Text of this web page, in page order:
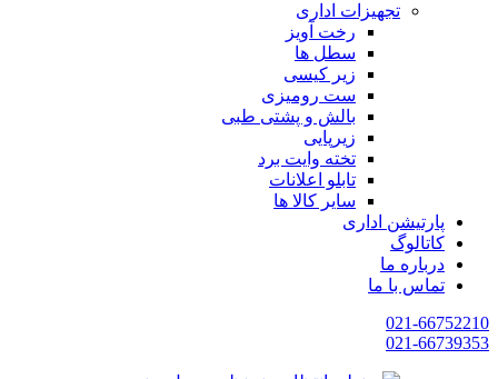
تجهیزات اداری
رخت آویز
سطل ها
زیر کیسی
ست رومیزی
بالش و پشتی طبی
زیرپایی
تخته وایت برد
تابلو اعلانات
سایر کالا ها
پارتیشن اداری
کاتالوگ
درباره ما
تماس با ما
021-66752210
021-66739353